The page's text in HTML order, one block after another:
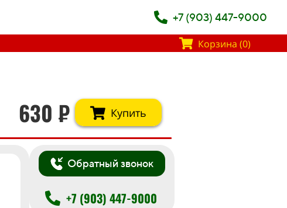
+7 (903) 447-9000
Корзина (0)
630 ₽ Купить
Обратный звонок
+7 (903) 447-9000